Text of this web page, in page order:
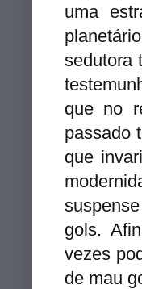
uma
sedutora
que no
passado
que
gols.
vezes
de mau